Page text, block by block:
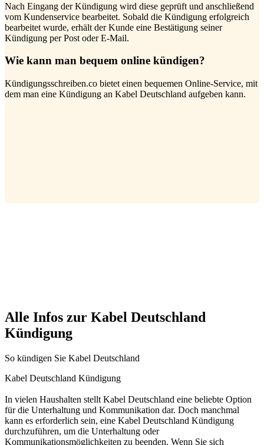
Nach Eingang der Kündigung wird diese geprüft und anschließend
vom Kundenservice bearbeitet. Sobald die Kündigung erfolgreich
bearbeitet wurde, erhält der Kunde eine Bestätigung seiner
Kündigung per Post oder E-Mail.
Wie kann man bequem online kündigen?
Kündigungsschreiben.co bietet einen bequemen Online-Service, mit
dem man eine Kündigung an Kabel Deutschland aufgeben kann.
Alle Infos zur Kabel Deutschland
Kündigung
So kündigen Sie Kabel Deutschland
Kabel Deutschland Kündigung
In vielen Haushalten stellt Kabel Deutschland eine beliebte Option
für die Unterhaltung und Kommunikation dar. Doch manchmal
kann es erforderlich sein, eine Kabel Deutschland Kündigung
durchzuführen, um die Unterhaltung oder
Kommunikationsmöglichkeiten zu beenden. Wenn Sie sich